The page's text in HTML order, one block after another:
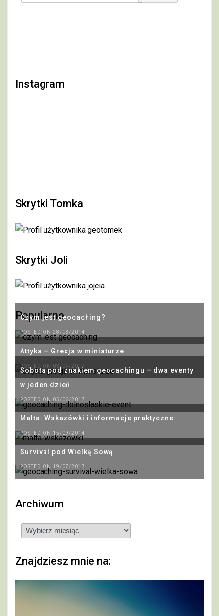
Instagram
Skrytki Tomka
Skrytki Joli
Popularne
Czym jest geocaching?
POSTED ON 28/03/2014
Attyka – Grecja w miniaturze
POSTED ON 03/04/2017
Sobota pod znakiem geocachingu – dwa eventy
w jeden dzień
POSTED ON 05/06/2017
Malta: Wskazówki i informacje praktyczne
POSTED ON 15/09/2014
Survival pod Wielką Sową
POSTED ON 19/07/2017
Archiwum
Archiwum
Znajdziesz mnie na: